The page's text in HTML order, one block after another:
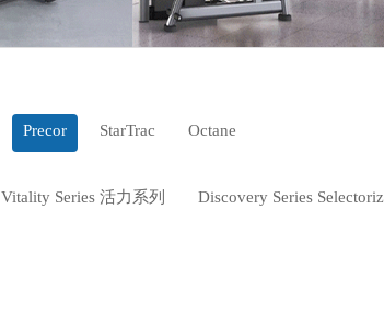
Precor StarTrac Octane
Vitality Series 活力系列 Discovery Series